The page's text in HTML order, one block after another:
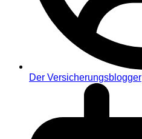
Der Versicherungsblogger